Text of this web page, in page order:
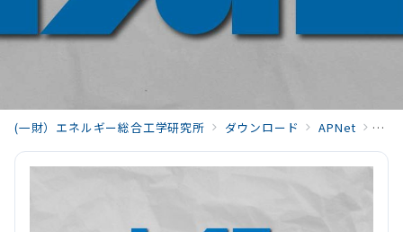
(一財）エネルギー総合工学研究所 ダウンロード APNet